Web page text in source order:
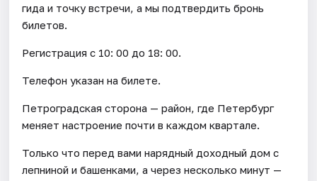
гида и точку встречи, а мы подтвердить бронь
билетов.
Регистрация с 10: 00 до 18: 00.
Телефон указан на билете.
Петроградская сторона — район, где Петербург
меняет настроение почти в каждом квартале.
Только что перед вами нарядный доходный дом с
лепниной и башенками, а через несколько минут —